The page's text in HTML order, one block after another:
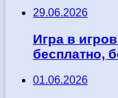
29.06.2026
Игра в
бесплатно,
01.06.2026